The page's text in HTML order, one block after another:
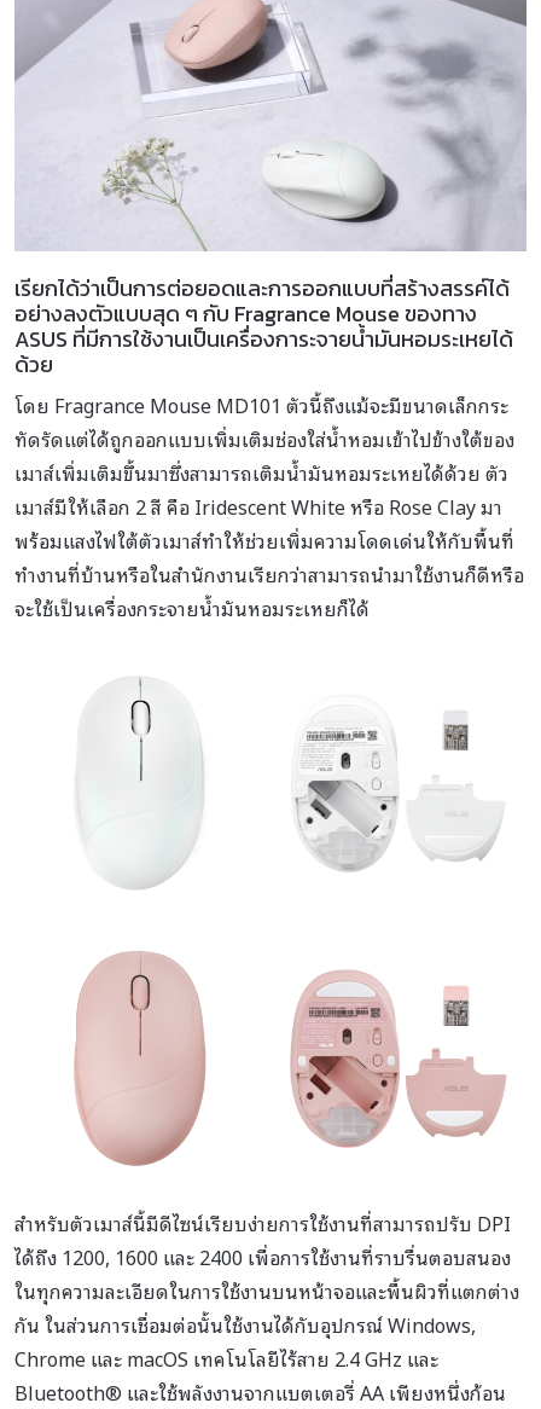
เรียกได้ว่าเป็นการต่อยอดและการออกแบบที่สร้างสรรค์ได้
อย่างลงตัวแบบสุด ๆ กับ Fragrance Mouse ของทาง
ASUS ที่มีการใช้งานเป็นเครื่องการะจายน้ำมันหอมระเหยได้
ด้วย
โดย Fragrance Mouse MD101 ตัวนี้ถึงแม้จะมีขนาดเล็กกระ
ทัดรัดแต่ได้ถูกออกแบบเพิ่มเติมช่องใส่น้ำหอมเข้าไปข้างใต้ของ
เมาส์เพิ่มเติมขึ้นมาซึ่งสามารถเติมน้ำมันหอมระเหยได้ด้วย ตัว
เมาส์มีให้เลือก 2 สี คือ Iridescent White หรือ Rose Clay มา
พร้อมแสงไฟใต้ตัวเมาส์ทำให้ช่วยเพิ่มความโดดเด่นให้กับพื้นที่
ทำงานที่บ้านหรือในสำนักงานเรียกว่าสามารถนำมาใช้งานก็ดีหรือ
จะใช้เป็นเครื่องกระจายน้ำมันหอมระเหยก็ได้
สำหรับตัวเมาส์นี้มีดีไซน์เรียบง่ายการใช้งานที่สามารถปรับ DPI
ได้ถึง 1200, 1600 และ 2400 เพื่อการใช้งานที่ราบรื่นตอบสนอง
ในทุกความละเอียดในการใช้งานบนหน้าจอและพื้นผิวที่แตกต่าง
กัน ในส่วนการเชื่อมต่อนั้นใช้งานได้กับอุปกรณ์ Windows,
Chrome และ macOS เทคโนโลยีไร้สาย 2.4 GHz และ
Bluetooth® และใช้พลังงานจากแบตเตอรี่ AA เพียงหนึ่งก้อน